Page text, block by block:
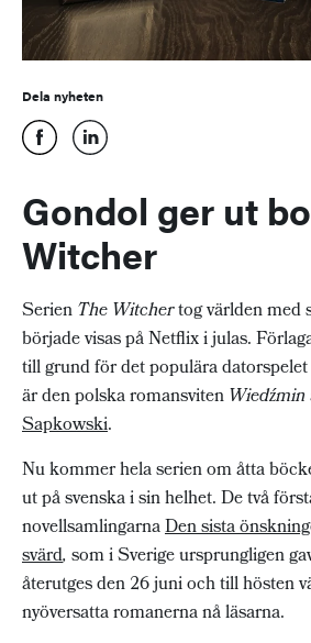
Dela nyheten
Gondol ger ut
Witcher
SerienThe Witchertog världen med
började visas på Netflix i julas.
till grund för det populära
är den polska romansvitenWiedźmin
Sapkowski.
Nu kommer hela serien om åtta
ut på svenska i sin helhet. De två
novellsamlingarnaDen sista
svärd, som i Sverige ursprungligen
återutges den 26 juni och till hösten
nyöversatta romanerna nå läsarna.